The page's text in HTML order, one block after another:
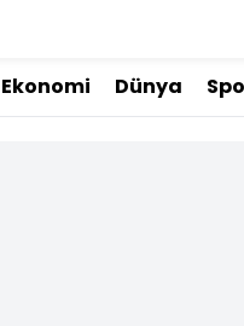
Ekonomi Dünya